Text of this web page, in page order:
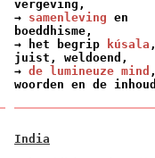
vergeving,
→ samenleving en
boeddhisme,
→ het begrip
kúsala
juist, weldoend,
→ de lumineuze mind
woorden en de
India